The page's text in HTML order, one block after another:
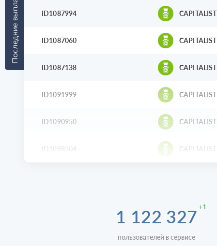
ID1087994 CAPITALIST
ID1087060 CAPITALIST
ID1087138 CAPITALIST
ID1091999 CAPITALIST
ID1090950 CAPITALIST
1 122 327 +1
пользователей в сервисе